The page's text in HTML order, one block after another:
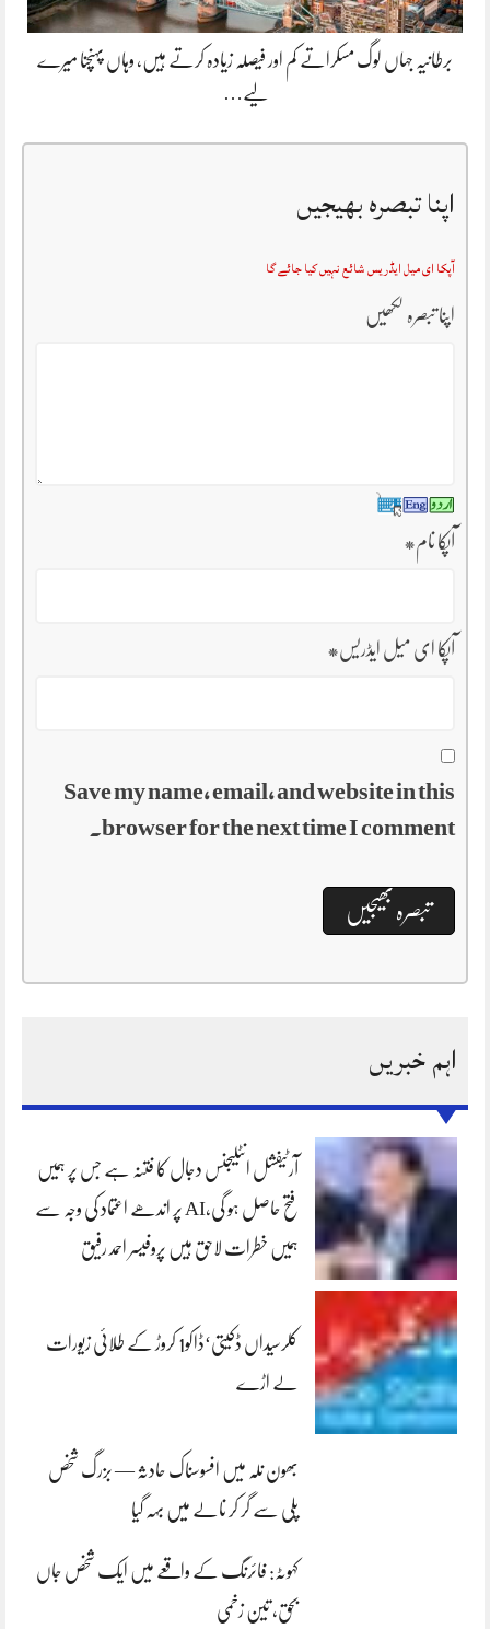
برطانیہ جہاں لوگ مسکراتے کم اور فیصلہ زیادہ کرتے ہیں، وہاں پہنچنا میرے
لیے…
اپنا تبصرہ بھیجیں
آپکا ای میل ایڈریس شائع نہیں کیا جائے گا
اپنا تبصرہ لکھیں
آپکا نام*
آپکا ای میل ایڈریس*
Save my name, email, and website in this
browser for the next time I comment.
اہم خبریں
آرٹیفشل انٹلیجنس دجال کا فتنہ ہے جس پر ہمیں
فتح حاصل ہو گی،AI پر اندھے اعتماد کی وجہ سے
ہمیں خطرات لاحق ہیں پروفیسر احمد رفیق
کلرسیداں ڈکیتی‘ڈاکو1 کروڑ کے طلائی زیورات
لے اڑے
بھون نلہ میں افسوسناک حادثہ — بزرگ شخص
پلی سے گر کر نالے میں بہہ گیا
کہوٹہ: فائرنگ کے واقعے میں ایک شخص جاں
بحق، تین زخمی